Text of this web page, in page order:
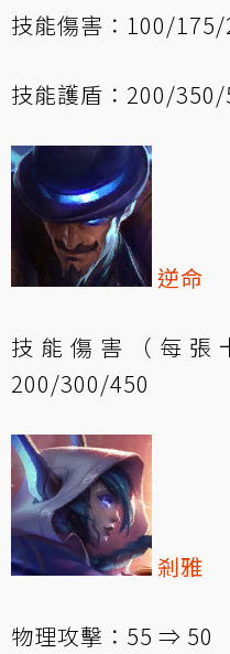
技能傷害：100/
技能護盾：200/
逆命
技能傷害（每張
200/300/450
剎雅
物理攻擊：55 ⇒ 50